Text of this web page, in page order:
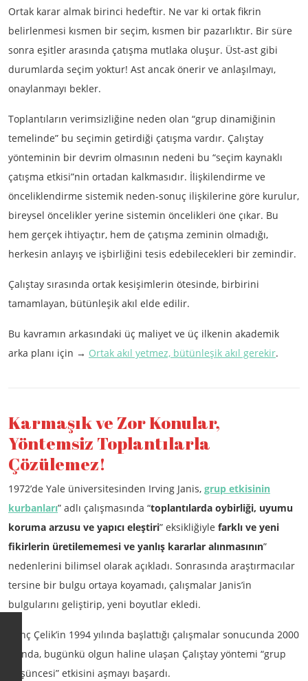
Ortak karar almak birinci hedeftir. Ne var ki ortak fikrin
belirlenmesi kısmen bir seçim, kısmen bir pazarlıktır. Bir süre
sonra eşitler arasında çatışma mutlaka oluşur. Üst-ast gibi
durumlarda seçim yoktur! Ast ancak önerir ve anlaşılmayı,
onaylanmayı bekler.
Toplantıların verimsizliğine neden olan “grup dinamiğinin
temelinde” bu seçimin getirdiği çatışma vardır. Çalıştay
yönteminin bir devrim olmasının nedeni bu “seçim kaynaklı
çatışma etkisi”nin ortadan kalkmasıdır. İlişkilendirme ve
önceliklendirme sistemik neden-sonuç ilişkilerine göre kurulur,
bireysel öncelikler yerine sistemin öncelikleri öne çıkar. Bu
hem gerçek ihtiyaçtır, hem de çatışma zeminin olmadığı,
herkesin anlayış ve işbirliğini tesis edebilecekleri bir zemindir.
Çalıştay sırasında ortak kesişimlerin ötesinde, birbirini
tamamlayan, bütünleşik akıl elde edilir.
Bu kavramın arkasındaki üç maliyet ve üç ilkenin akademik
arka planı için → Ortak akıl yetmez, bütünleşik akıl gerekir.
Karmaşık ve Zor Konular,
Yöntemsiz Toplantılarla
Çözülemez!
1972’de Yale üniversitesinden Irving Janis, grup etkisinin
kurbanları” adlı çalışmasında “toplantılarda oybirliği, uyumu
koruma arzusu ve yapıcı eleştiri” eksikliğiyle farklı ve yeni
fikirlerin üretilememesi ve yanlış kararlar alınmasının”
nedenlerini bilimsel olarak açıkladı. Sonrasında araştırmacılar
tersine bir bulgu ortaya koyamadı, çalışmalar Janis’in
bulgularını geliştirip, yeni boyutlar ekledi.
Tunç Çelik’in 1994 yılında başlattığı çalışmalar sonucunda 2000
yılında, bugünkü olgun haline ulaşan Çalıştay yöntemi “grup
düşüncesi” etkisini aşmayı başardı.